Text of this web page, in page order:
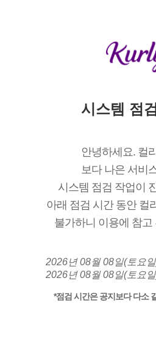
시스템 점
안녕하세요. 컬
보다 나은 서비
시스템 점검 작업이
아래 점검 시간 동안 컬
불가하니 이용에 참고
2026년 08월 08일(토요
2026년 08월 08일(토요
*점검 시간은 공지보다 다소